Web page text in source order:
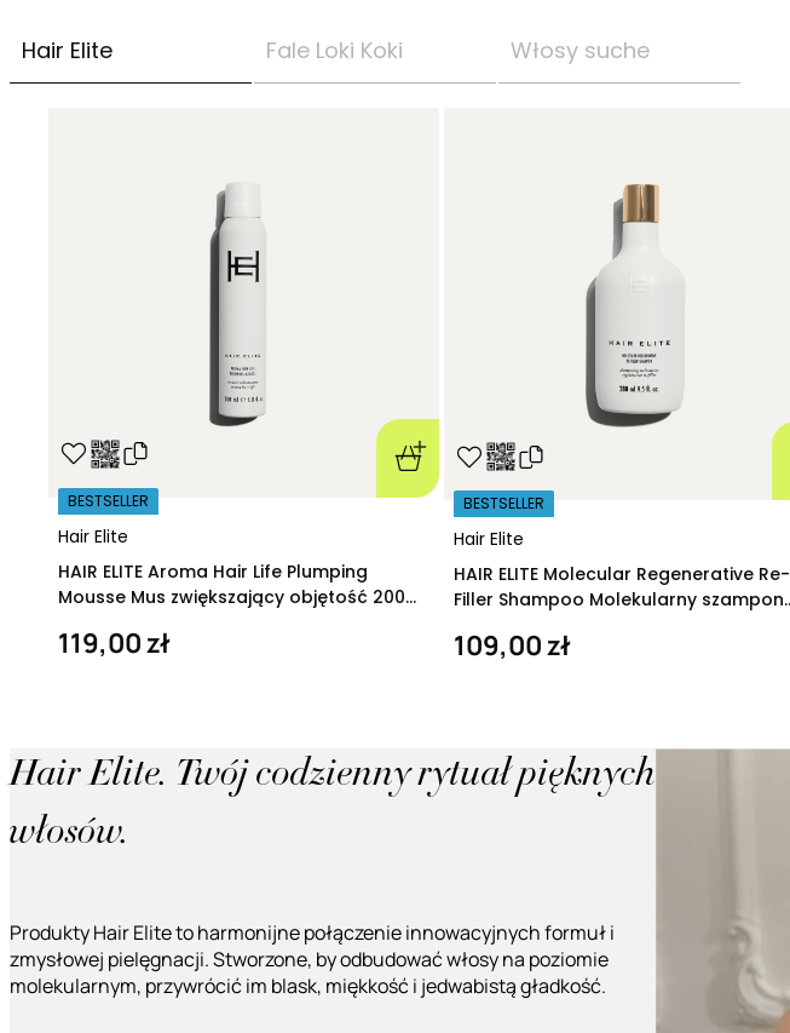
Hair Elite Fale Loki Koki Włosy suche
Hair Elite
BESTSELLER
HAIR ELITE Aroma Hair Life Plumping
Mousse Mus zwiększający objętość 200
119,00 zł
Hair Elite
BESTSELLER
HAIR ELITE Molecular Regenerative Re-
Filler Shampoo Molekularny szampon
109,00 zł
Hair Elite. Twój codzienny rytuał pięknych
włosów.
Produkty Hair Elite to harmonijne połączenie innowacyjnych formuł i
zmysłowej pielęgnacji. Stworzone, by odbudować włosy na poziomie
molekularnym, przywrócić im blask, miękkość i jedwabistą gładkość.